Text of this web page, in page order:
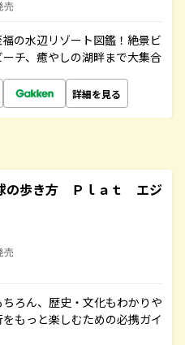
売
の水辺リゾート図鑑！絶景ビ
チ、癒やしの湖畔まで大集合
詳細を見る
の歩き方 Ｐｌａｔ エジ
売
ろん、歴史・文化もわかりや
もっと楽しむための必携ガイ